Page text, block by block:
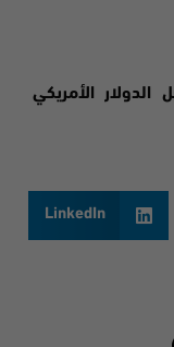
الدولار الأمريكي
LinkedIn